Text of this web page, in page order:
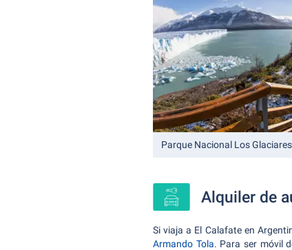
Parque Nacional Los
Alquiler de
Si viaja a El Calafate en
Armando Tola. Para ser móvil